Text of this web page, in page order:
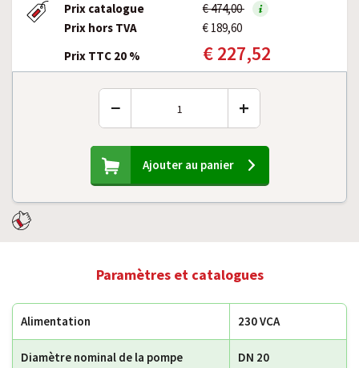
Prix catalogue
€ 474,00
Prix hors TVA
€ 189,60
Prix TTC 20 %
€ 227,52
− +
Ajouter au panier
Paramètres et catalogues
Alimentation 230 VCA
Diamètre nominal de la pompe DN 20